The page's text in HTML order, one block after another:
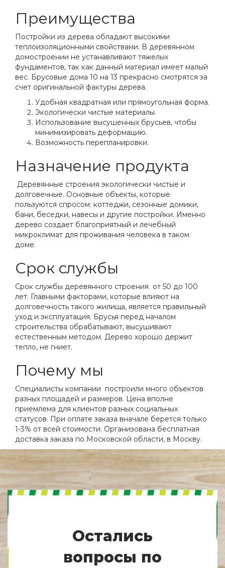
Преимущества
Постройки из дерева обладают высокими
теплоизоляционными свойствами. В деревянном
домостроении не устанавливают тяжелых
фундаментов, так как данный материал имеет малый
вес. Брусовые дома 10 на 13 прекрасно смотрятся за
счет оригинальной фактуры дерева.
Удобная квадратная или прямоугольная форма.
Экологически чистые материалы.
Использование высушенных брусьев, чтобы
минимизировать деформацию.
Возможность перепланировки.
Назначение продукта
Деревянные строения экологически чистые и
долговечные. Основные объекты, которые
пользуются спросом: коттеджи, сезонные домики,
бани, беседки, навесы и другие постройки. Именно
дерево создает благоприятный и лечебный
микроклимат для проживания человека в таком
доме.
Срок службы
Срок службы деревянного строения от 50 до 100
лет. Главными факторами, которые влияют на
долговечность такого жилища, является правильный
уход и эксплуатация. Брусья перед началом
строительства обрабатывают, высушивают
естественным методом. Дерево хорошо держит
тепло, не гниет.
Почему мы
Специалисты компании построили много объектов
разных площадей и размеров. Цена вполне
приемлема для клиентов разных социальных
статусов. При оплате заказа вначале берется только
1-3% от всей стоимости. Организована бесплатная
доставка заказа по Московской области, в Москву.
Остались
вопросы по